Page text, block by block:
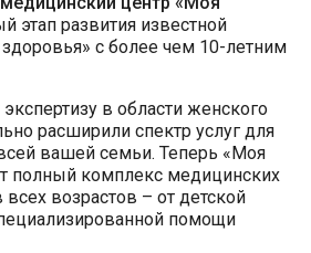
этап развития известной
с более чем 10-летним
в области женского
расширили спектр услуг для
вашей семьи. Теперь «Моя
полный комплекс медицинских
всех возрастов – от детской
помощи